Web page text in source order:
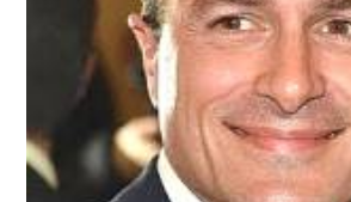
MARCO REGUZZONI
MGR SRL